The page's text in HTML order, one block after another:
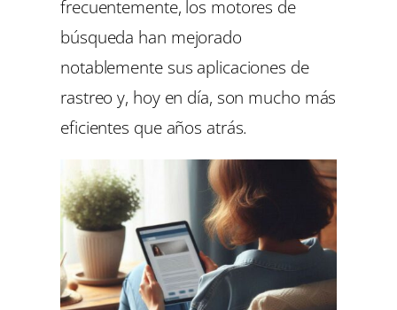
frecuentemente, los motores de
búsqueda han mejorado
notablemente sus aplicaciones de
rastreo y, hoy en día, son mucho más
eficientes que años atrás.